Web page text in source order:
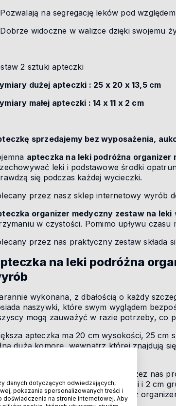
Pozwalają na segregację leków pod
Dobrze widoczne w walizce dzięki swojemu
2 sztuki apteczki
dużej apteczki : 25 x 20 x 13,5 cm
małej apteczki : 14 x 11 x 2 cm
sprzedajemy bez wyposażenia,
apteczka na leki podróżna organizer
leki i podstawowe środki
się podczas każdej wycieczki.
przez nasz sklep internetowy wyrób
organizer medyczny zestaw na leki
w czystości. Pomimo upływu czasu
przez nas praktyczny zestaw składa
na leki podróżna
wykonana, z dbałością o każdy
naszywki, które swym wyglądem
mogą zauważyć w razie potrzeby, co
apteczka ma 20 cm wysokości, 25 cm
dużą komorę, wewnątrz której znajdują
apteczka, w oferowanym przez nas
14 cm wysokości, 11 cm szerokości i 2 cm
jest uchwyt. Wewnątrz
danych dotyczących odwiedzających,
pokazania spersonalizowanych treści i
doświadczenia na stronie internetowej. Aby